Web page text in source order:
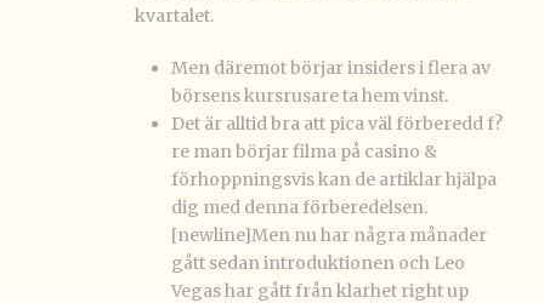
kvartalet.
Men däremot börjar insiders i flera av
börsens kursrusare ta hem vinst.
Det är alltid bra att pica väl förberedd f?
re man börjar filma på casino &
förhoppningsvis kan de artiklar hjälpa
dig med denna förberedelsen.
[newline]Men nu har några månader
gått sedan introduktionen och Leo
Vegas har gått från klarhet right up